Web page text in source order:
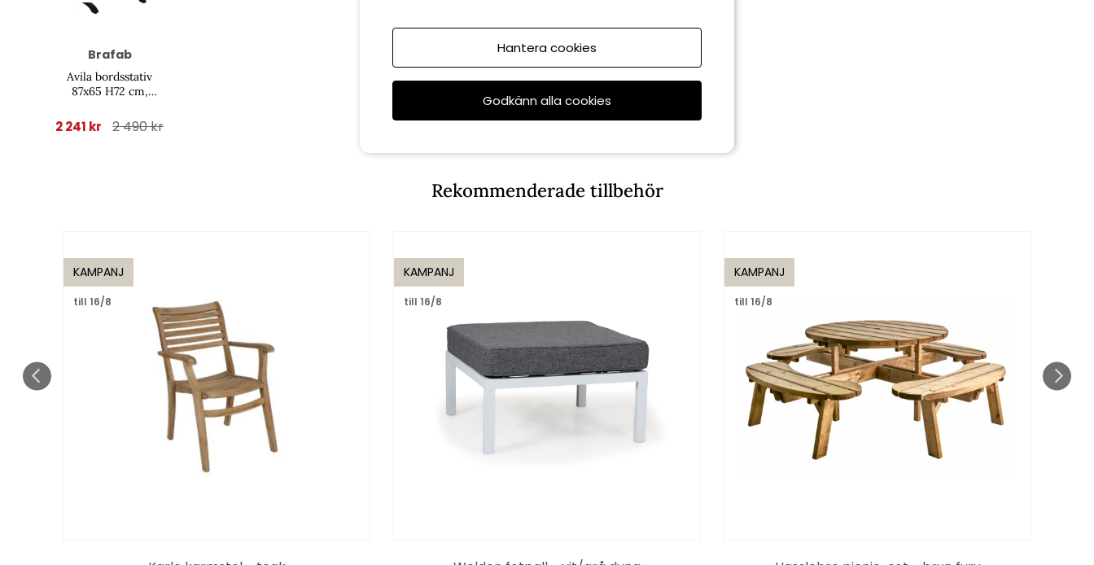
Brafab
Avila bordsstativ
87x65 H72 cm,
2 241 kr 2 490 kr
Rekommenderade tillbehör
KAMPANJ
till 16/8
KAMPANJ
till 16/8
KAMPANJ
till 16/8
Hantera cookies
Godkänn alla cookies